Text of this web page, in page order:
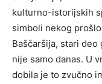
kulturno-istorijskih
simboli nekog
Baščaršija, stari
nije samo danas. U
dobila je to zvučno